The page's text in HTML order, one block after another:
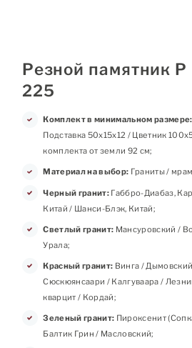
Резной памятник Р
225
Комплект в минимальном размере:
Подставка 50х15х12 / Цветник
комплекта от земли 92 см;
Материал на выбор: Граниты /
Черный гранит:Габбро-Диабаз,
Китай / Шанси-Блэк, Китай;
Светлый гранит: Мансуровский /
Урала;
Красный гранит: Винга /
Сюскюянсаари / Калгуваара /
кварцит / Кордай;
Зеленый гранит: Пироксенит
Балтик Грин / Масловский;